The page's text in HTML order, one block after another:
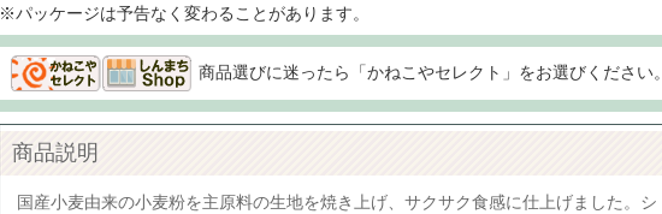
※パッケージは予告なく変わることがあります。
商品選びに迷ったら「かねこやセレクト」をお選びください。
商品説明
国産小麦由来の小麦粉を主原料の生地を焼き上げ、サクサク食感に仕上げました。シ